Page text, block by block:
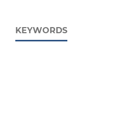
KEYWORDS